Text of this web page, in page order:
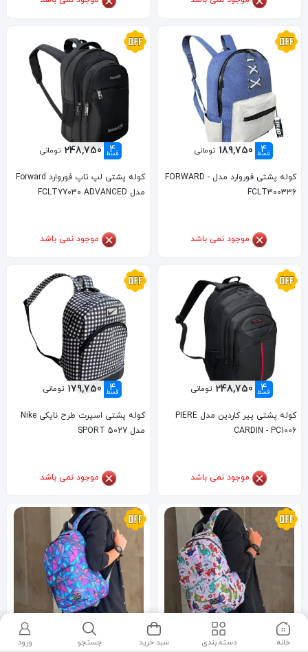
4
قسط 189,750 تومانی
کوله پشتی فوروارد مدل FORWARD -
FCLT300336
موجود نمی باشد
4
قسط 248,750 تومانی
کوله پشتی لپ تاپ فوروارد Forward
مدل FCLT77030 ADVANCED
موجود نمی باشد
4
قسط 248,750 تومانی
کوله پشتی پیر کاردین مدل PIERE
CARDIN - PC1006
موجود نمی باشد
4
قسط 179,750 تومانی
کوله پشتی اسپرت طرح نایکی Nike
مدل SPORT 5027
موجود نمی باشد
162,250 تومانی 162,250
خانه دسته بندی سبد خرید جستجو ورود